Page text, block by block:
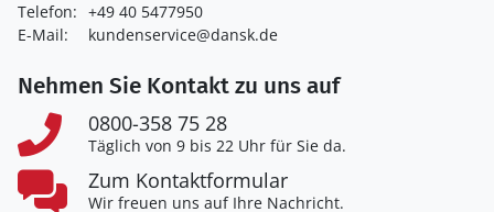
Telefon: +49 40 5477950
E-Mail:
kundenservice@dansk.de
Nehmen Sie Kontakt zu uns auf
0800-358 75 28
Täglich von 9 bis 22 Uhr für Sie da.
Zum Kontaktformular
Wir freuen uns auf Ihre Nachricht.